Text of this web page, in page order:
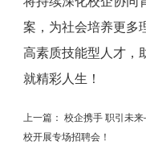
案，为社会培养更多
高素质技能型人才，
就精彩人生！
上一篇： 校企携手 职引未
校开展专场招聘会！